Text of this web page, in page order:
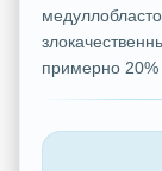
примерно 20%